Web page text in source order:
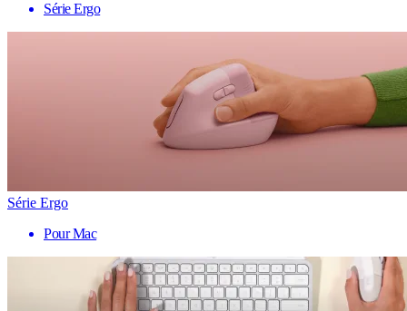
Série Ergo
Série Ergo
Pour Mac